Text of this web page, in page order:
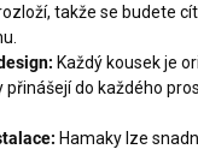
takže se budete
Každý kousek je
do každého
Hamaky lze